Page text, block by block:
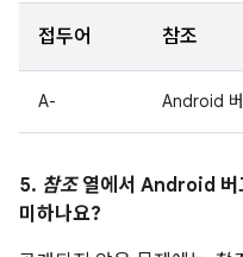
접두어 참조
A- Android
5. 참조열에서 Android 버
미하나요?